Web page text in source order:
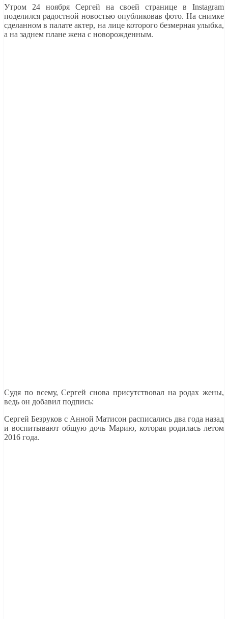
Утром 24 ноября Сергей на своей странице в Instagram
поделился радостной новостью опубликовав фото. На снимке
сделанном в палате актер, на лице которого безмерная улыбка,
а на заднем плане жена с новорожденным.
Судя по всему, Сергей снова присутствовал на родах жены,
ведь он добавил подпись:
Сергей Безруков с Анной Матисон расписались два года назад
и воспитывают общую дочь Марию, которая родилась летом
2016 года.